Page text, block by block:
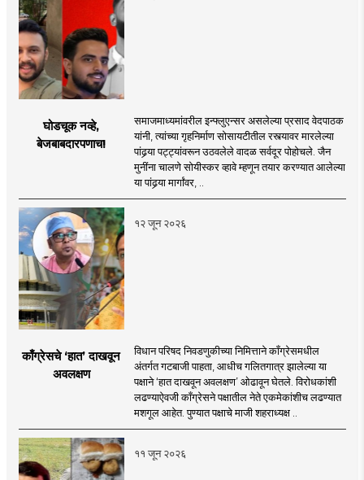
घोडचूक नव्हे,
बेजबाबदारपणाच!
समाजमाध्यमांवरील इन्फ्लुएन्सर असलेल्या प्रसाद वेदपाठक
यांनी, त्यांच्या गृहनिर्माण सोसायटीतील रस्त्यावर मारलेल्या
पांढर्‍या पट्ट्यांवरून उठवलेले वादळ सर्वदूर पोहोचले. जैन
मुनींना चालणे सोयीस्कर व्हावे म्हणून तयार करण्यात आलेल्या
या पांढर्‍या मार्गांवर, ..
१२ जून २०२६
काँग्रेसचे ‘हात’ दाखवून
अवलक्षण
विधान परिषद निवडणुकीच्या निमित्ताने काँग्रेसमधील
अंतर्गत गटबाजी पाहता, आधीच गलितगात्र झालेल्या या
पक्षाने ‘हात दाखवून अवलक्षण’ ओढावून घेतले. विरोधकांशी
लढण्याऐवजी काँग्रेसने पक्षातील नेते एकमेकांशीच लढण्यात
मशगूल आहेत. पुण्यात पक्षाचे माजी शहराध्यक्ष ..
११ जून २०२६